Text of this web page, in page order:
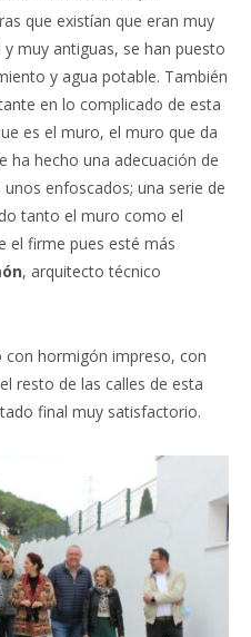
que existían que eran muy
muy antiguas, se han puesto
y agua potable. También
en lo complicado de esta
es el muro, el muro que da
ha hecho una adecuación de
enfoscados; una serie de
tanto el muro como el
el firme pues esté más
, arquitecto técnico
con hormigón impreso, con
resto de las calles de esta
final muy satisfactorio.